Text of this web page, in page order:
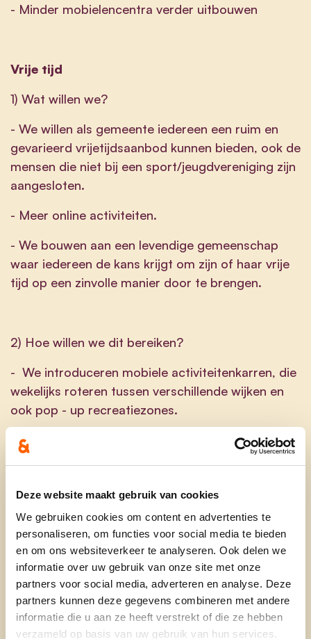
Deze website maakt gebruik van cookies
We gebruiken cookies om content en advertenties te
personaliseren, om functies voor social media te bieden
en om ons websiteverkeer te analyseren. Ook delen we
informatie over uw gebruik van onze site met onze
partners voor social media, adverteren en analyse. Deze
partners kunnen deze gegevens combineren met andere
informatie die u aan ze heeft verstrekt of die ze hebben
verzameld op basis van uw gebruik van hun services.
- Minder mobielencentra verder uitbouwen
Vrije tijd
1) Wat willen we?
- We willen als gemeente iedereen een ruim en
gevarieerd vrijetijdsaanbod kunnen bieden, ook de
mensen die niet bij een sport/jeugdvereniging zijn
aangesloten.
- Meer online activiteiten.
- We bouwen aan een levendige gemeenschap
waar iedereen de kans krijgt om zijn of haar vrije
tijd op een zinvolle manier door te brengen.
2) Hoe willen we dit bereiken?
- We introduceren mobiele activiteitenkarren, die
wekelijks roteren tussen verschillende wijken en
ook pop - up recreatiezones.
- We streven naar een betere samenwerking met
scholen en bedrijven om hun infrastructuur buiten
inwoners zich kunnen inschrijven voor workshops,
webinars,... .
- Om de culturele beleving te stimuleren,
organiseren we buitenbioscopen en
openluchtconcerten.